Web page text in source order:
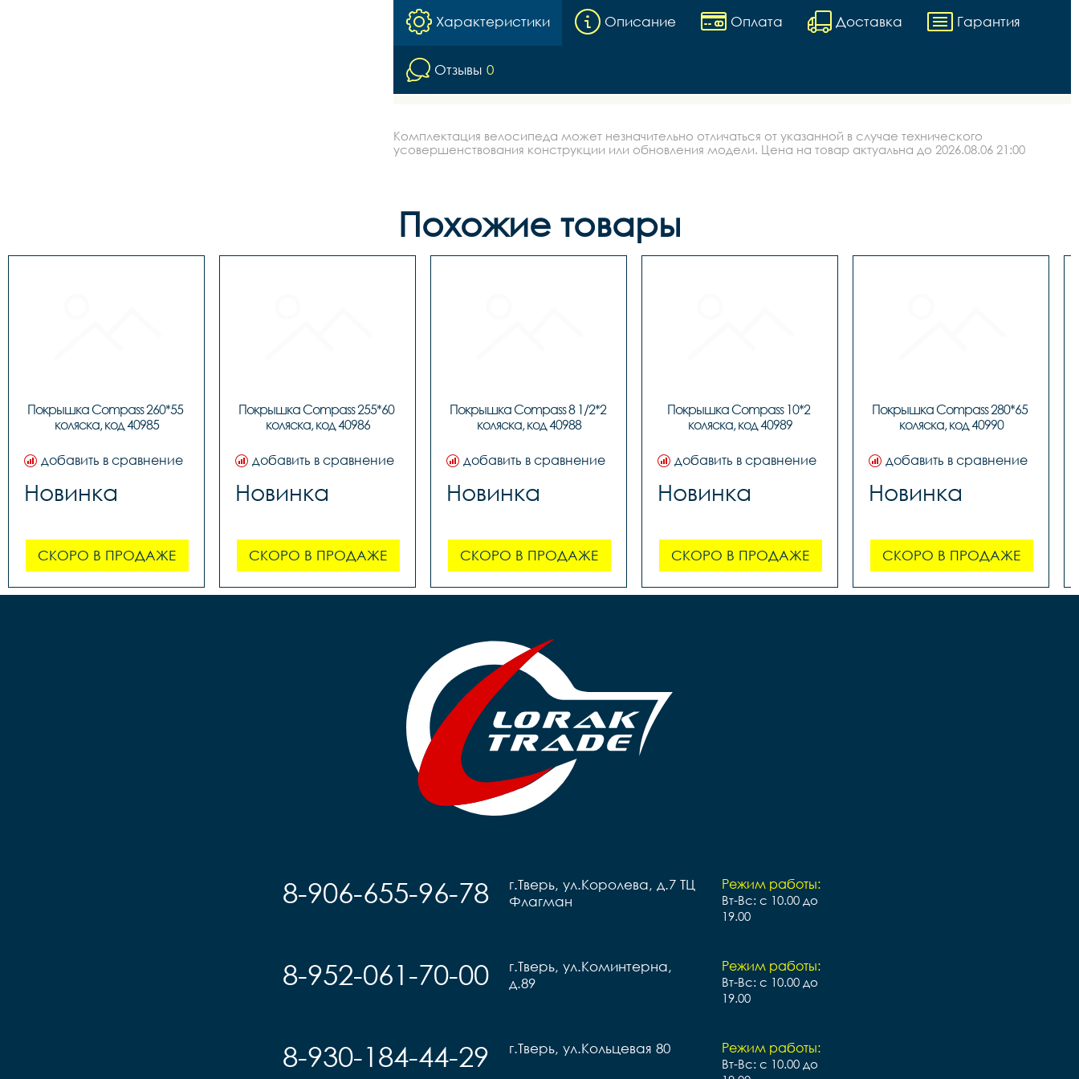
Характеристики Описание Оплата Доставка Гарантия
Отзывы 0
Комплектация велосипеда может незначительно отличаться от указанной в случае технического
усовершенствования конструкции или обновления модели. Цена на товар актуальна до 2026.08.06 21:00
Похожие товары
Покрышка Compass 260*55
коляска, код 40985
добавить в сравнение
Новинка
СКОРО В ПРОДАЖЕ
Покрышка Compass 255*60
коляска, код 40986
добавить в сравнение
Новинка
СКОРО В ПРОДАЖЕ
Покрышка Compass 8 1/2*2
коляска, код 40988
добавить в сравнение
Новинка
СКОРО В ПРОДАЖЕ
Покрышка Compass 10*2
коляска, код 40989
добавить в сравнение
Новинка
СКОРО В ПРОДАЖЕ
Покрышка Compass 280*65
коляска, код 40990
добавить в сравнение
Новинка
СКОРО В ПРОДАЖЕ
Режим работы:
Вт-Вс: с 10.00 до
19.00
г.Тверь, ул.Королева, д.7 ТЦ
Флагман
8-906-655-96-78
Режим работы:
Вт-Вс: с 10.00 до
19.00
г.Тверь, ул.Коминтерна,
д.89
8-952-061-70-00
Режим работы:
Вт-Вс: с 10.00 до
г.Тверь, ул.Кольцевая 80
8-930-184-44-29